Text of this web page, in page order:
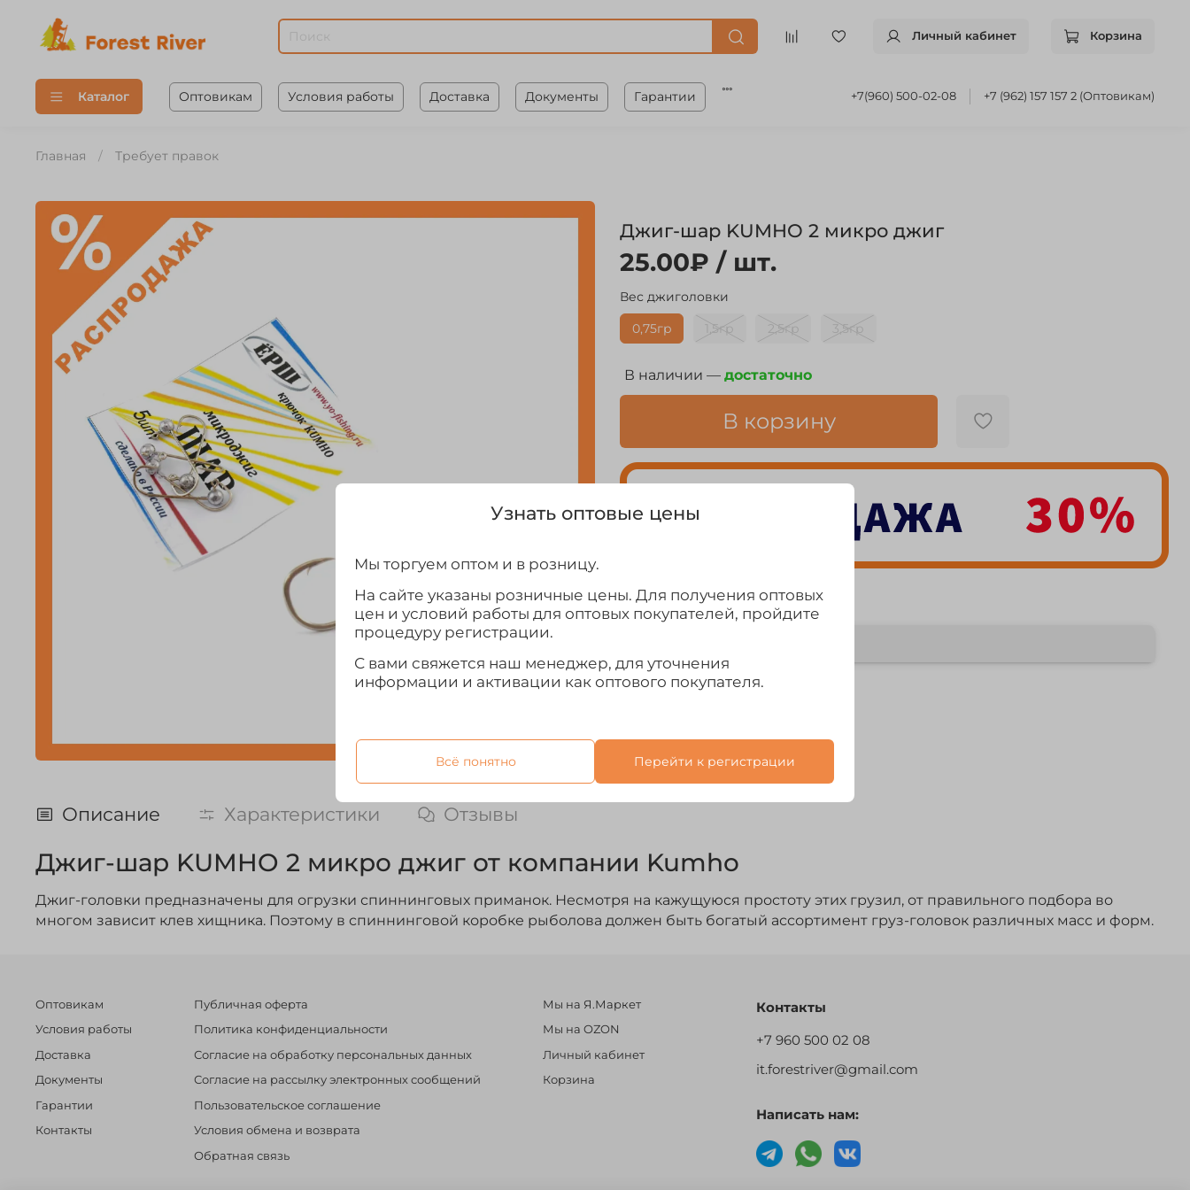
Личный кабинет Корзина
Каталог Оптовикам Условия работы Доставка Документы Гарантии +7(960) 500-02-08 +7 (962) 157 157 2 (Оптовикам)
Главная Требует правок
Джиг-шар KUMHO 2 микро джиг
25.00₽ / шт.
В наличии — достаточно
В корзину
Вес джиголовки
0,75гр
1,5гр 2,5гр 3,5гр
Описание Характеристики Отзывы
Джиг-шар KUMHO 2 микро джиг от компании Kumho
Джиг-головки предназначены для огрузки спиннинговых приманок. Несмотря на кажущуюся простоту этих грузил, от правильного подбора во
многом зависит клев хищника. Поэтому в спиннинговой коробке рыболова должен быть богатый ассортимент груз-головок различных масс и форм.
Оптовикам
Условия работы
Доставка
Документы
Гарантии
Контакты
Публичная оферта
Политика конфиденциальности
Согласие на обработку персональных данных
Согласие на рассылку электронных сообщений
Пользовательское соглашение
Условия обмена и возврата
Обратная связь
Мы на Я.Маркет
Мы на OZON
Личный кабинет
Корзина
Контакты
+7 960 500 02 08
it.forestriver@gmail.com
Написать нам:
Узнать оптовые цены
Мы торгуем оптом и в розницу.
На сайте указаны розничные цены. Для получения оптовых
цен и условий работы для оптовых покупателей, пройдите
процедуру регистрации.
С вами свяжется наш менеджер, для уточнения
информации и активации как оптового покупателя.
Всё понятно Перейти к регистрации